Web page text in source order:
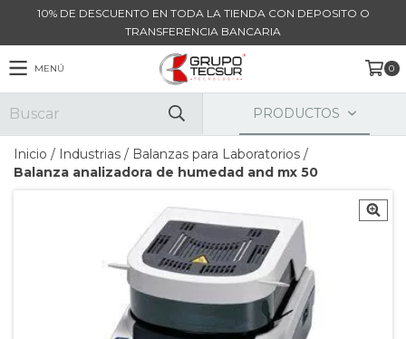
10% DE DESCUENTO EN TODA LA TIENDA CON DEPOSITO O
TRANSFERENCIA BANCARIA
MENÚ 0
PRODUCTOS
Inicio / Industrias / Balanzas para Laboratorios /
Balanza analizadora de humedad and mx 50